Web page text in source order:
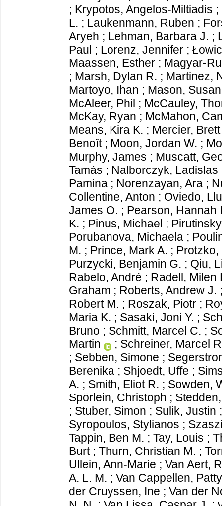
; Krypotos, Angelos-Miltiadis ;
L. ; Laukenmann, Ruben ;
Aryeh ; Lehman, Barbara J. ;
Paul ; Lorenz, Jennifer ;
Maassen, Esther ; Magyar-
; Marsh, Dylan R. ; Martinez,
Martoyo, Ihan ; Mason,
McAleer, Phil ; McCauley,
McKay, Ryan ; McMahon,
Means, Kira K. ; Mercier, Brett
Benoît; Moon, Jordan W. ;
Murphy, James ; Muscatt,
Tamás ; Nalborczyk, Ladislas
Pamina ; Norenzayan, Ara ;
Collentine, Anton ; Oviedo,
James O. ; Pearson, Hannah
K. ; Pinus, Michael ;
Porubanova, Michaela ;
M. ; Prince, Mark A. ; Protzko,
Purzycki, Benjamin G. ; Qiu,
Rabelo, André ; Radell, Milen
Graham ; Roberts, Andrew J.
Robert M. ; Roszak, Piotr ;
Maria K. ; Sasaki, Joni Y. ;
Bruno ; Schmitt, Marcel C. ;
Martin
; Schreiner, Marcel
; Sebben, Simone ;
Berenika ; Shjoedt, Uffe ;
A. ; Smith, Eliot R. ; Sowden,
Spörlein, Christoph ;
; Stuber, Simon ; Sulik, Justin
Syropoulos, Stylianos ;
Tappin, Ben M. ; Tay, Louis ;
Burt; Thurn, Christian M. ;
Ullein, Ann-Marie ; Van Aert,
A. L. M. ; Van Cappellen, Patty
der Cruyssen, Ine ; Van der